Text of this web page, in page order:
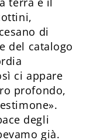
di
del catalogo
ci appare
profondo,
degli
già.